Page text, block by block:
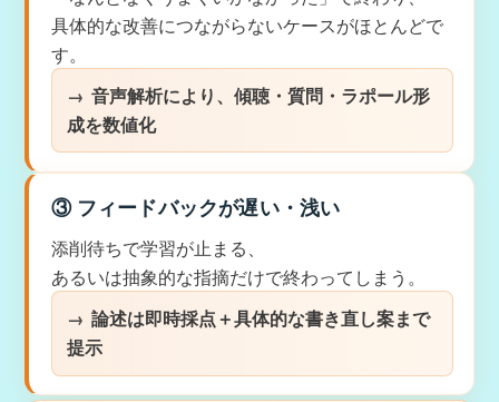
具体的な改善につながらないケースがほとんどで
す。
音声解析により、傾聴・質問・ラポール形
成を数値化
③ フィードバックが遅い・浅い
添削待ちで学習が止まる、
あるいは抽象的な指摘だけで終わってしまう。
論述は即時採点＋具体的な書き直し案まで
提示